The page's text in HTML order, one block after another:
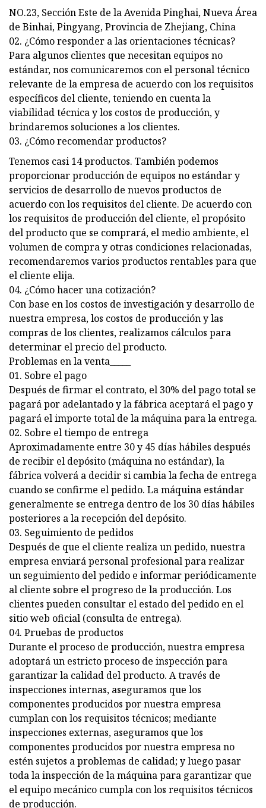
NO.23, Sección Este de la Avenida Pinghai, Nueva Área
de Binhai, Pingyang, Provincia de Zhejiang, China
02. ¿Cómo responder a las orientaciones técnicas?
Para algunos clientes que necesitan equipos no
estándar, nos comunicaremos con el personal técnico
relevante de la empresa de acuerdo con los requisitos
específicos del cliente, teniendo en cuenta la
viabilidad técnica y los costos de producción, y
brindaremos soluciones a los clientes.
03. ¿Cómo recomendar productos?
Tenemos casi 14 productos. También podemos
proporcionar producción de equipos no estándar y
servicios de desarrollo de nuevos productos de
acuerdo con los requisitos del cliente. De acuerdo con
los requisitos de producción del cliente, el propósito
del producto que se comprará, el medio ambiente, el
volumen de compra y otras condiciones relacionadas,
recomendaremos varios productos rentables para que
el cliente elija.
04. ¿Cómo hacer una cotización?
Con base en los costos de investigación y desarrollo de
nuestra empresa, los costos de producción y las
compras de los clientes, realizamos cálculos para
determinar el precio del producto.
Problemas en la venta_____
01. Sobre el pago
Después de firmar el contrato, el 30% del pago total se
pagará por adelantado y la fábrica aceptará el pago y
pagará el importe total de la máquina para la entrega.
02. Sobre el tiempo de entrega
Aproximadamente entre 30 y 45 días hábiles después
de recibir el depósito (máquina no estándar), la
fábrica volverá a decidir si cambia la fecha de entrega
cuando se confirme el pedido. La máquina estándar
generalmente se entrega dentro de los 30 días hábiles
posteriores a la recepción del depósito.
03. Seguimiento de pedidos
Después de que el cliente realiza un pedido, nuestra
empresa enviará personal profesional para realizar
un seguimiento del pedido e informar periódicamente
al cliente sobre el progreso de la producción. Los
clientes pueden consultar el estado del pedido en el
sitio web oficial (consulta de entrega).
04. Pruebas de productos
Durante el proceso de producción, nuestra empresa
adoptará un estricto proceso de inspección para
garantizar la calidad del producto. A través de
inspecciones internas, aseguramos que los
componentes producidos por nuestra empresa
cumplan con los requisitos técnicos; mediante
inspecciones externas, aseguramos que los
componentes producidos por nuestra empresa no
estén sujetos a problemas de calidad; y luego pasar
toda la inspección de la máquina para garantizar que
el equipo mecánico cumpla con los requisitos técnicos
de producción.